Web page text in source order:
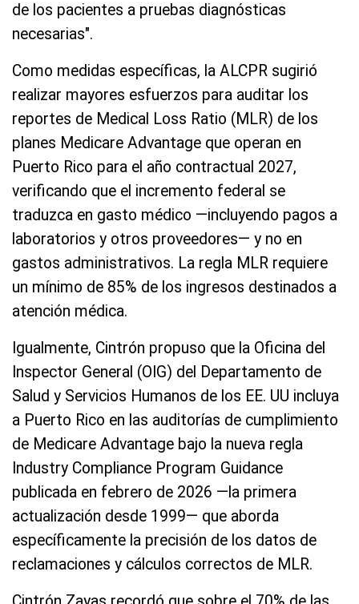
de los pacientes a pruebas diagnósticas
necesarias".
Como medidas específicas, la ALCPR sugirió
realizar mayores esfuerzos para auditar los
reportes de Medical Loss Ratio (MLR) de los
planes Medicare Advantage que operan en
Puerto Rico para el año contractual 2027,
verificando que el incremento federal se
traduzca en gasto médico —incluyendo pagos a
laboratorios y otros proveedores— y no en
gastos administrativos. La regla MLR requiere
un mínimo de 85% de los ingresos destinados a
atención médica.
Igualmente, Cintrón propuso que la Oficina del
Inspector General (OIG) del Departamento de
Salud y Servicios Humanos de los EE. UU incluya
a Puerto Rico en las auditorías de cumplimiento
de Medicare Advantage bajo la nueva regla
Industry Compliance Program Guidance
publicada en febrero de 2026 —la primera
actualización desde 1999— que aborda
específicamente la precisión de los datos de
reclamaciones y cálculos correctos de MLR.